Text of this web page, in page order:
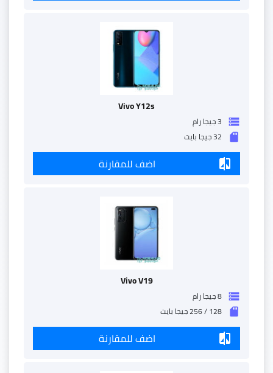
Vivo Y12s
storage 3 جيجا رام
sd_storage 32 جيجا بايت
compare اضف للمقارنة
Vivo V19
storage 8 جيجا رام
sd_storage 128 / 256 جيجا بايت
compare اضف للمقارنة